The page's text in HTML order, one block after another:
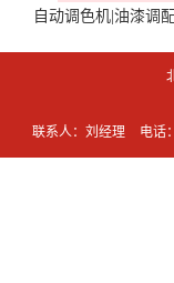
自动调色机|油漆调
联系人：刘经理 电话